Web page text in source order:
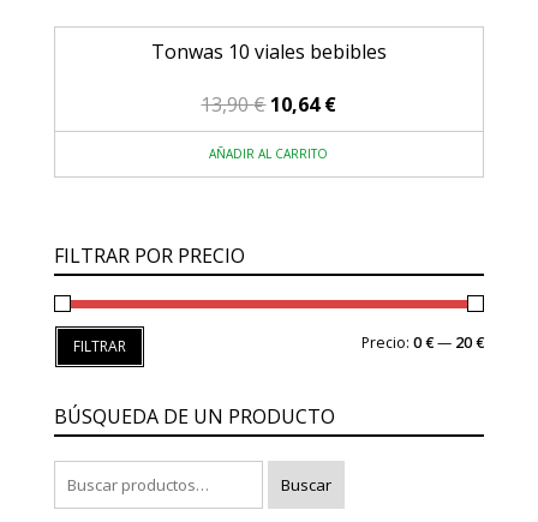
Tonwas 10 viales bebibles
13,90€ El
precio
original
10,64€El
precio
AÑADIR AL CARRITO
FILTRAR POR PRECIO
Precio
Precio
FILTRAR Precio:0 €— 20 €
BÚSQUEDA DE UN PRODUCTO
Buscar